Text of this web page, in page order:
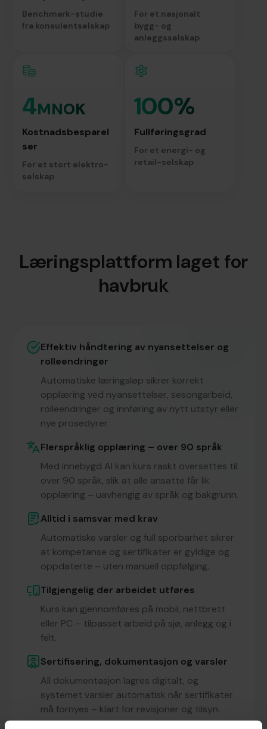
Benchmark-studie
fra konsulentselskap
For et nasjonalt
bygg- og
anleggsselskap
4MNOK
Kostnadsbesparel
ser
For et stort elektro-
selskap
100%
Fullføringsgrad
For et energi- og
retail-selskap
Læringsplattform laget for
havbruk
Effektiv håndtering av nyansettelser og
rolleendringer
Automatiske læringsløp sikrer korrekt
opplæring ved nyansettelser, sesongarbeid,
rolleendringer og innføring av nytt utstyr eller
nye prosedyrer.
Flerspråklig opplæring – over 90 språk
Med innebygd AI kan kurs raskt oversettes til
over 90 språk, slik at alle ansatte får lik
opplæring – uavhengig av språk og bakgrunn.
Alltid i samsvar med krav
Automatiske varsler og full sporbarhet sikrer
at kompetanse og sertifikater er gyldige og
oppdaterte – uten manuell oppfølging.
Tilgjengelig der arbeidet utføres
Kurs kan gjennomføres på mobil, nettbrett
eller PC – tilpasset arbeid på sjø, anlegg og i
felt.
Sertifisering, dokumentasjon og varsler
All dokumentasjon lagres digitalt, og
systemet varsler automatisk når sertifikater
må fornyes – klart for revisjoner og tilsyn.